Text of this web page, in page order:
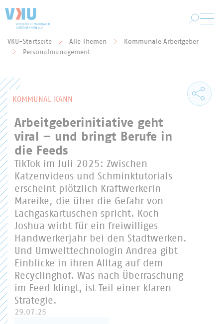
Sie befinden sich hier:
VKU-Startseite Alle Themen
Kommunale Arbeitgeber
Personalmanagement
KOMMUNAL KANN
Arbeitgeberinitiative geht
viral – und bringt Berufe in
die Feeds
TikTok im Juli 2025: Zwischen
Katzenvideos und Schminktutorials
erscheint plötzlich Kraftwerkerin
Mareike, die über die Gefahr von
Lachgaskartuschen spricht. Koch
Joshua wirbt für ein freiwilliges
Handwerkerjahr bei den Stadtwerken.
Und Umwelttechnologin Andrea gibt
Einblicke in ihren Alltag auf dem
Recyclinghof. Was nach Überraschung
im Feed klingt, ist Teil einer klaren
Strategie.
29.07.25